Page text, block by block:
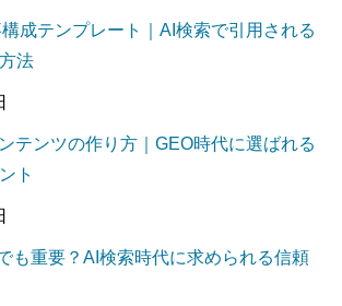
成テンプレート｜AI検索で引用される
法
テンツの作り方｜GEO時代に選ばれる
ト
も重要？AI検索時代に求められる信頼